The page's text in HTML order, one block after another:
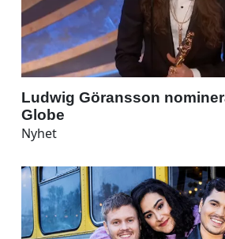
Ludwig Göransson
Globe
Nyhet